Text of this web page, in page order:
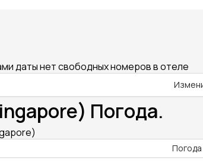
даты нет свободных номеров в отеле
Погода.
Погода